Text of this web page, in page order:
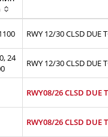
RWY 12/30 CLSD DUE
24
RWY 12/30 CLSD DUE
RWY08/26 CLSD DUE
RWY08/26 CLSD DUE